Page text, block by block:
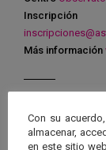
Inscripción
Más información
Con su
almacenar,
en este sitio